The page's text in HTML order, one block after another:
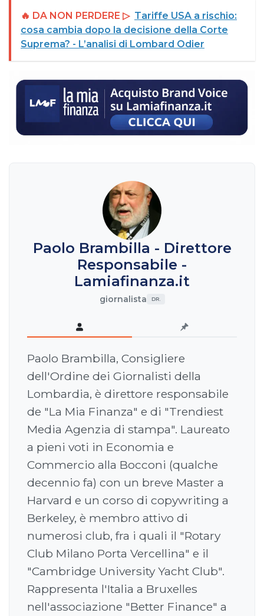
🔥 DA NON PERDERE ▷ Tariffe USA a rischio:
cosa cambia dopo la decisione della Corte
Suprema? - L’analisi di Lombard Odier
Paolo Brambilla - Direttore
Responsabile -
Lamiafinanza.it
giornalista DR.
Paolo Brambilla, Consigliere
dell'Ordine dei Giornalisti della
Lombardia, è direttore responsabile
de "La Mia Finanza" e di "Trendiest
Media Agenzia di stampa". Laureato
a pieni voti in Economia e
Commercio alla Bocconi (qualche
decennio fa) con un breve Master a
Harvard e un corso di copywriting a
Berkeley, è membro attivo di
numerosi club, fra i quali il "Rotary
Club Milano Porta Vercellina" e il
"Cambridge University Yacht Club".
Rappresenta l'Italia a Bruxelles
nell'associazione "Better Finance" a